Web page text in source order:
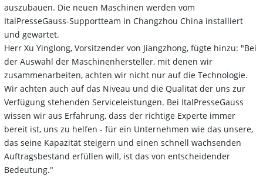
auszubauen. Die neuen Maschinen werden vom
ItalPresseGauss-Supportteam in Changzhou China installiert
und gewartet.
Herr Xu Yinglong, Vorsitzender von Jiangzhong, fügte hinzu: "Bei
der Auswahl der Maschinenhersteller, mit denen wir
zusammenarbeiten, achten wir nicht nur auf die Technologie.
Wir achten auch auf das Niveau und die Qualität der uns zur
Verfügung stehenden Serviceleistungen. Bei ItalPresseGauss
wissen wir aus Erfahrung, dass der richtige Experte immer
bereit ist, uns zu helfen - für ein Unternehmen wie das unsere,
das seine Kapazität steigern und einen schnell wachsenden
Auftragsbestand erfüllen will, ist das von entscheidender
Bedeutung."